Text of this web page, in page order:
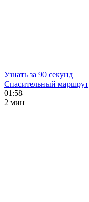
Узнать за 90 секунд
Спасительный маршрут
01:58
2 мин